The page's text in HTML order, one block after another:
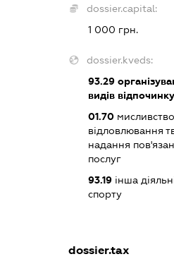
dossier.capital:
1 000 грн.
dossier.kveds:
93.29
видів
01.70
відловлювання
надання
послуг
93.19інша
спорту
dossier.tax